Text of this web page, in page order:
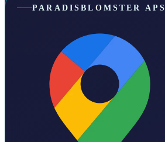
PARADISBLOMSTER APS